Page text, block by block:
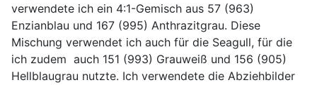
verwendete ich ein 4:1-Gemisch aus 57 (963)
Enzianblau und 167 (995) Anthrazitgrau. Diese
Mischung verwendet ich auch für die Seagull, für die
ich zudem auch 151 (993) Grauweiß und 156 (905)
Hellblaugrau nutzte. Ich verwendete die Abziehbilder